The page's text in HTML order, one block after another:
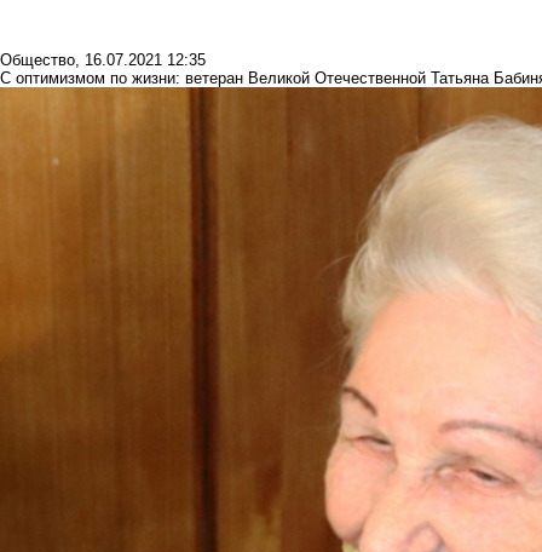
Общество, 16.07.2021 12:35
С оптимизмом по жизни: ветеран Великой Отечественной Татьяна